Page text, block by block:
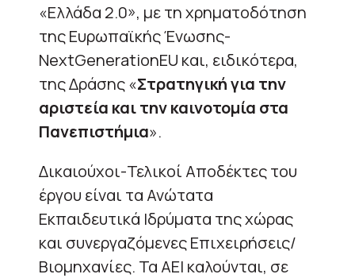
«Ελλάδα 2.0», με τη χρηματοδότηση
της Ευρωπαϊκής Ένωσης-
NextGenerationEU και, ειδικότερα,
της Δράσης «Στρατηγική για την
αριστεία και την καινοτομία στα
Πανεπιστήμια».
Δικαιούχοι-Τελικοί Αποδέκτες του
έργου είναι τα Ανώτατα
Εκπαιδευτικά Ιδρύματα της χώρας
και συνεργαζόμενες Επιχειρήσεις/
Βιομηχανίες. Τα ΑΕΙ καλούνται, σε